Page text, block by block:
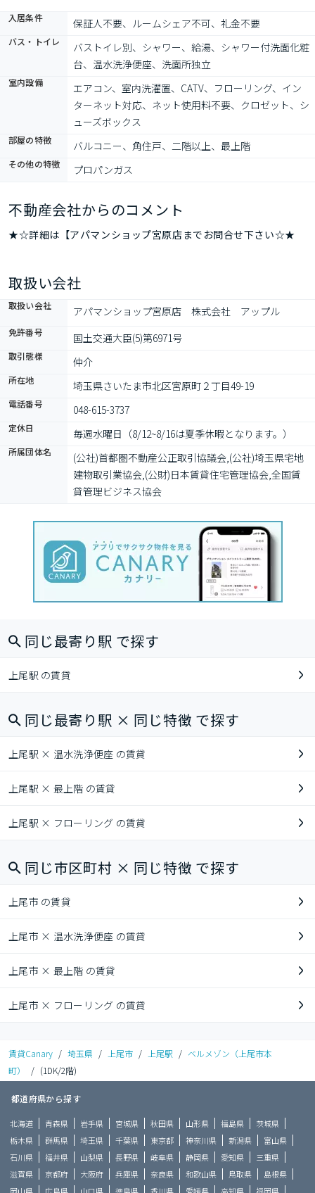
入居条件 保証人不要、ルームシェア不可、礼金不要
バス・トイレ
バストイレ別、シャワー、給湯、シャワー付洗面化粧
台、温水洗浄便座、洗面所独立
室内設備
エアコン、室内洗濯置、CATV、フローリング、イン
ターネット対応、ネット使用料不要、クロゼット、シ
ューズボックス
部屋の特徴 バルコニー、角住戸、二階以上、最上階
その他の特徴 プロパンガス
不動産会社からのコメント
★☆詳細は【アパマンショップ宮原店までお問合せ下さい☆★
取扱い会社
取扱い会社 アパマンショップ宮原店　株式会社　アップル
免許番号 国土交通大臣(5)第6971号
取引態様 仲介
所在地 埼玉県さいたま市北区宮原町２丁目49-19
電話番号 048-615-3737
定休日 毎週水曜日（8/12~8/16は夏季休暇となります。）
所属団体名
(公社)首都圏不動産公正取引協議会,(公社)埼玉県宅地
建物取引業協会,(公財)日本賃貸住宅管理協会,全国賃
貸管理ビジネス協会
同じ最寄り駅 で探す
上尾駅 の賃貸
同じ最寄り駅 × 同じ特徴 で探す
上尾駅 × 温水洗浄便座 の賃貸
上尾駅 × 最上階 の賃貸
上尾駅 × フローリング の賃貸
同じ市区町村 × 同じ特徴 で探す
上尾市 の賃貸
上尾市 × 温水洗浄便座 の賃貸
上尾市 × 最上階 の賃貸
上尾市 × フローリング の賃貸
賃貸Canary / 埼玉県 / 上尾市 / 上尾駅 / ベルメゾン（上尾市本
町）
/ (1DK/2階)
都道府県から探す
北海道 青森県 岩手県 宮城県 秋田県 山形県 福島県
茨城県
栃木県
群馬県 埼玉県 千葉県 東京都 神奈川県 新潟県
富山県
石川県
福井県 山梨県 長野県 岐阜県 静岡県 愛知県
三重県
滋賀県
京都府 大阪府 兵庫県 奈良県 和歌山県 鳥取県
島根県